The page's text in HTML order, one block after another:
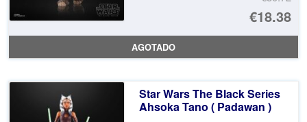
El
€18.38
El
AGOTADO
Star Wars The Black Series
Ahsoka Tano ( Padawan )